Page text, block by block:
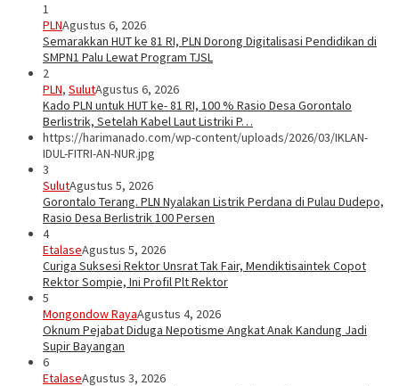
1
PLNAgustus 6, 2026
Semarakkan HUT ke 81 RI, PLN Dorong Digitalisasi Pendidikan di
SMPN1 Palu Lewat Program TJSL
2
PLN, SulutAgustus 6, 2026
Kado PLN untuk HUT ke- 81 RI, 100 % Rasio Desa Gorontalo
Berlistrik, Setelah Kabel Laut Listriki P…
https://harimanado.com/wp-content/uploads/2026/03/IKLAN-
IDUL-FITRI-AN-NUR.jpg
3
SulutAgustus 5, 2026
Gorontalo Terang. PLN Nyalakan Listrik Perdana di Pulau Dudepo,
Rasio Desa Berlistrik 100 Persen
4
EtalaseAgustus 5, 2026
Curiga Suksesi Rektor Unsrat Tak Fair, Mendiktisaintek Copot
Rektor Sompie, Ini Profil Plt Rektor
5
Mongondow RayaAgustus 4, 2026
Oknum Pejabat Diduga Nepotisme Angkat Anak Kandung Jadi
Supir Bayangan
6
EtalaseAgustus 3, 2026